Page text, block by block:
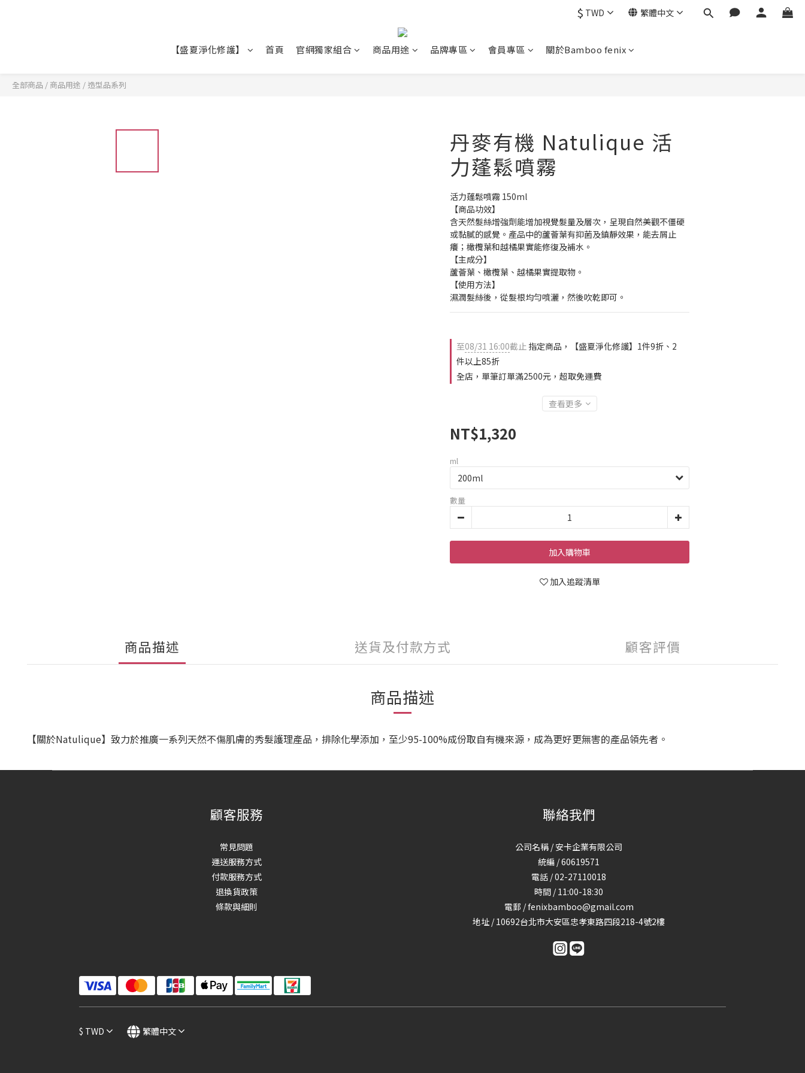
$ TWD 繁體中文
【盛夏淨化修護】 首頁 官網獨家組合 商品用途 品牌專區 會員專區 關於Bamboo fenix
全部商品 / 商品用途 / 造型品系列
丹麥有機 Natulique 活
力蓬鬆噴霧
活力蓬鬆噴霧 150ml
【商品功效】
含天然髮絲增強劑能增加視覺髮量及層次，呈現自然美觀不僵硬
或黏膩的感覺。產品中的蘆薈葉有抑菌及鎮靜效果，能去屑止
癢；橄欖葉和越橘果實能修復及補水。
【主成分】
蘆薈葉、橄欖葉、越橘果實提取物。
【使用方法】
濕潤髮絲後，從髮根均勻噴灑，然後吹乾即可。
至08/31 16:00截止 指定商品，【盛夏淨化修護】1件9折、2
件以上85折
全店，單筆訂單滿2500元，超取免運費
查看更多
NT$1,320
ml
數量
加入購物車
加入追蹤清單
商品描述 送貨及付款方式 顧客評價
商品描述
【關於Natulique】致力於推廣一系列天然不傷肌膚的秀髮護理產品，排除化學添加，至少95-100%成份取自有機來源，成為更好更無害的產品領先者。
顧客服務
常見問題
運送服務方式
付款服務方式
退換貨政策
條款與細則
聯絡我們
公司名稱 / 安卡企業有限公司
統編 / 60619571
電話 / 02-27110018
時間 / 11:00-18:30
電郵 / fenixbamboo@gmail.com
地址 / 10692台北市大安區忠孝東路四段218-4號2樓
$ TWD 繁體中文